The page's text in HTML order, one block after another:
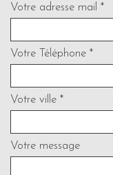
Votre adresse mail *
Votre Téléphone *
Votre ville *
Votre message